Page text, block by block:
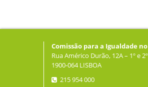
Comissão para a Igualdade
Rua Américo Durão, 12A – 1º e
1900-064 LISBOA
215 954 000